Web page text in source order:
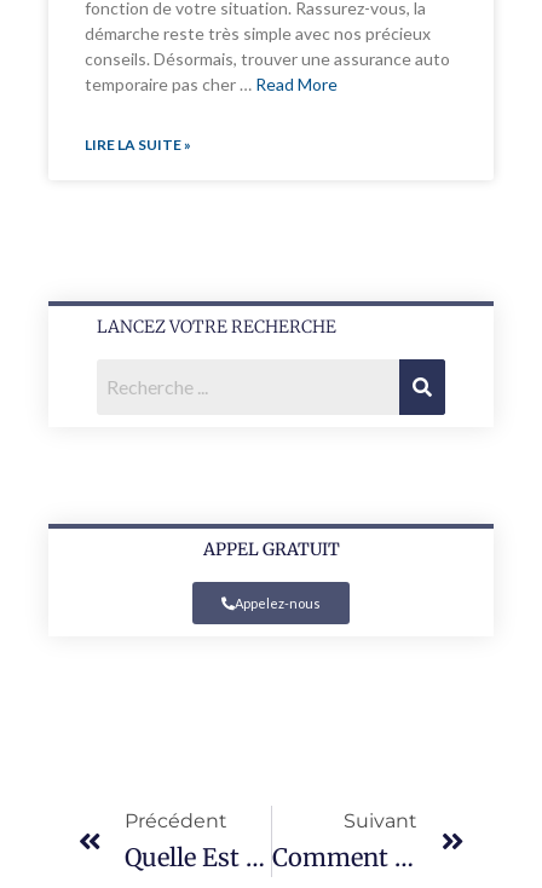
fonction de votre situation. Rassurez-vous, la
démarche reste très simple avec nos précieux
conseils. Désormais, trouver une assurance auto
temporaire pas cher … Read More
LIRE LA SUITE »
LANCEZ VOTRE RECHERCHE
APPEL GRATUIT
Appelez-nous
Précédent
Quelle Est La Meilleure Assurance Scooter 125 ?
Suivant
Comment Trouver La Meilleure Assurance Scooter 50 ?